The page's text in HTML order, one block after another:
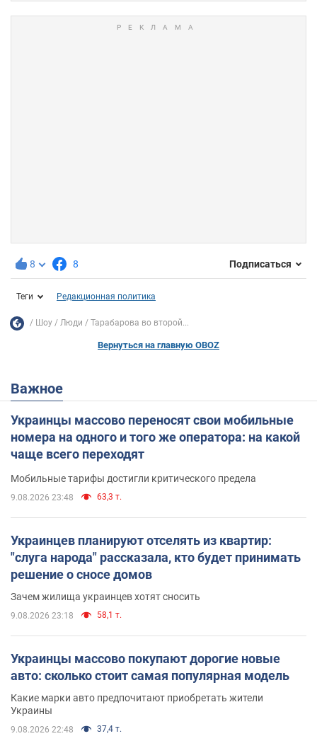
8 8 Подписаться
Теги Редакционная политика
Шоу Люди Тарабарова во второй...
Вернуться на главную OBOZ
Важное
Украинцы массово переносят свои мобильные
номера на одного и того же оператора: на какой
чаще всего переходят
Мобильные тарифы достигли критического предела
9.08.2026 23:48 63,3 т.
Украинцев планируют отселять из квартир:
"слуга народа" рассказала, кто будет принимать
решение о сносе домов
Зачем жилища украинцев хотят сносить
9.08.2026 23:18 58,1 т.
Украинцы массово покупают дорогие новые
авто: сколько стоит самая популярная модель
Какие марки авто предпочитают приобретать жители
Украины
9.08.2026 22:48 37,4 т.